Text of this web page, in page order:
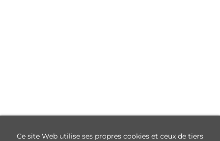
Ce site Web utilise ses propres cookies et ceux de tiers